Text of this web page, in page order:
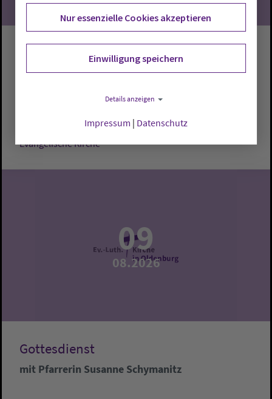
Gottesdienst
Sonntag, 9.8.2026, 10 Uhr
Evangelische Kirche
09
08.2026
Gottesdienst
mit Pfarrerin Susanne Schymanitz
Nur essenzielle Cookies akzeptieren
Einwilligung speichern
Details anzeigen
Impressum | Datenschutz